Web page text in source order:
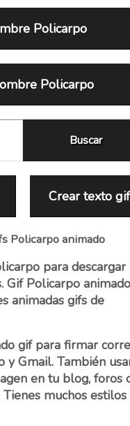
Policarpo
Policarpo
Crear texto gif
Policarpo animado
para descargar
Gif Policarpo
animadas gifs de
gif para firmar
y Gmail. También
en tu blog, foros
muchos estilos